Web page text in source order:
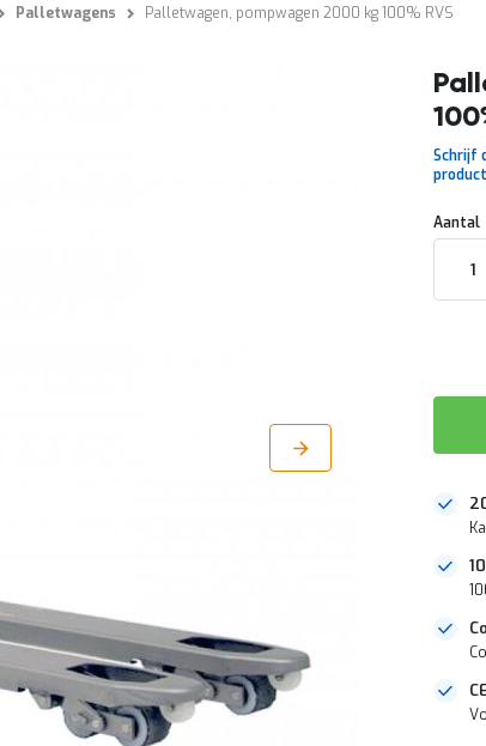
Palletwagens Palletwagen, pompwagen 2000 kg 100% RVS
Schrijf
product
Aantal